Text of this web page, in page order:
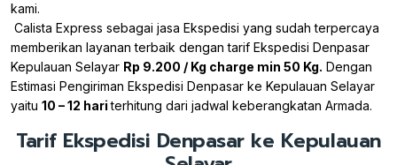
kami.
Calista Express sebagai jasa Ekspedisi yang sudah terpercaya
memberikan layanan terbaik dengan tarif Ekspedisi Denpasar
Kepulauan Selayar Rp 9.200 / Kg charge min 50 Kg. Dengan
Estimasi Pengiriman Ekspedisi Denpasar ke Kepulauan Selayar
yaitu 10 – 12 hariterhitung dari jadwal keberangkatan Armada.
Tarif Ekspedisi Denpasar ke Kepulauan